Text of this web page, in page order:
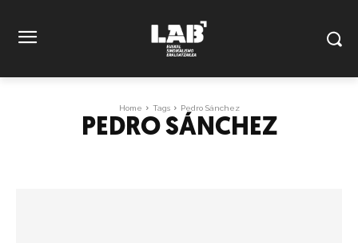
Home Tags Pedro Sánchez
PEDRO SÁNCHEZ